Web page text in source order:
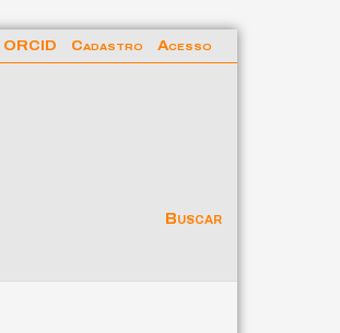
Buscar
ORCID Cadastro Acesso